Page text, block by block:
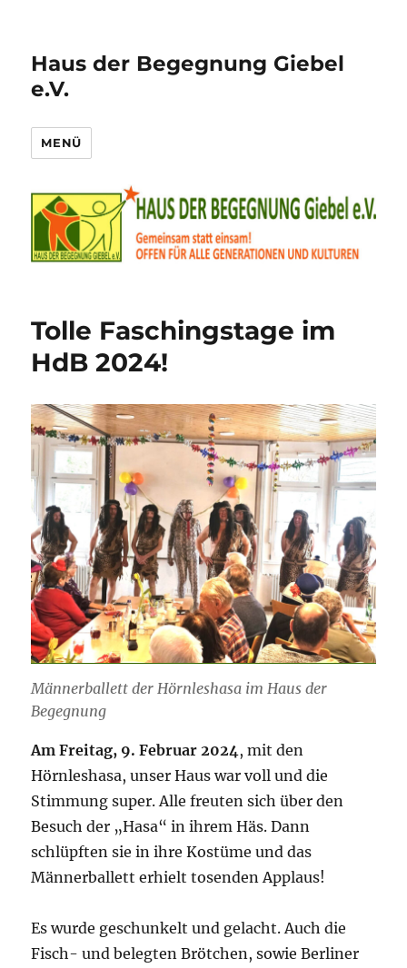
Haus der Begegnung Giebel
e.V.
MENÜ
Tolle Faschingstage im
HdB 2024!
Männerballett der Hörnleshasa im Haus der
Begegnung
Am Freitag, 9. Februar 2024, mit den
Hörnleshasa, unser Haus war voll und die
Stimmung super. Alle freuten sich über den
Besuch der „Hasa“ in ihrem Häs. Dann
schlüpften sie in ihre Kostüme und das
Männerballett erhielt tosenden Applaus!
Es wurde geschunkelt und gelacht. Auch die
Fisch- und belegten Brötchen, sowie Berliner